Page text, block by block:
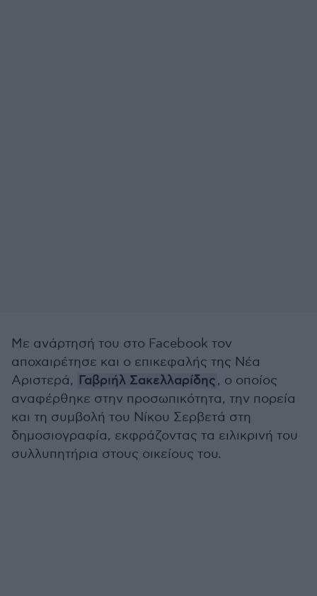
Με ανάρτησή του στο Facebook τον
αποχαιρέτησε και ο επικεφαλής της Νέα
Αριστερά, Γαβριήλ Σακελλαρίδης, ο οποίος
αναφέρθηκε στην προσωπικότητα, την πορεία
και τη συμβολή του Νίκου Σερβετά στη
δημοσιογραφία, εκφράζοντας τα ειλικρινή του
συλλυπητήρια στους οικείους του.